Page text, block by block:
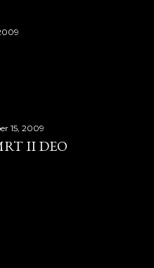
15, 2009
II DEO